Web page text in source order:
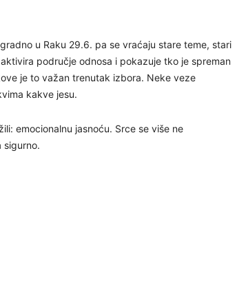
u Raku 29.6. pa se vraćaju stare teme, stari
područje odnosa i pokazuje tko je spreman
je to važan trenutak izbora. Neke veze
kakve jesu.
emocionalnu jasnoću. Srce se više ne
sigurno.